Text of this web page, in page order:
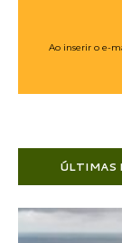
Ao inserir o e-
ÚLTIMAS